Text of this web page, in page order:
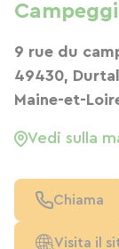
9 rue du
49430, Durtal
Maine-et-
Vedi sulla
Chiama
Visita il